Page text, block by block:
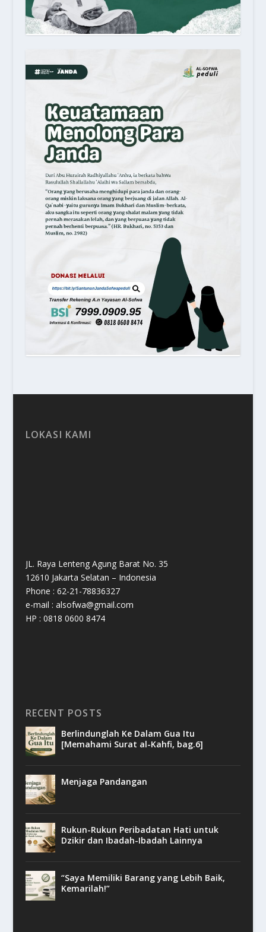
LOKASI KAMI
JL. Raya Lenteng Agung Barat No. 35
12610 Jakarta Selatan – Indonesia
Phone : 62-21-78836327
e-mail : alsofwa@gmail.com
HP : 0818 0600 8474
RECENT POSTS
Berlindunglah Ke Dalam Gua Itu
[Memahami Surat al-Kahfi, bag.6]
Menjaga Pandangan
Rukun-Rukun Peribadatan Hati untuk
Dzikir dan Ibadah-Ibadah Lainnya
“Saya Memiliki Barang yang Lebih Baik,
Kemarilah!”